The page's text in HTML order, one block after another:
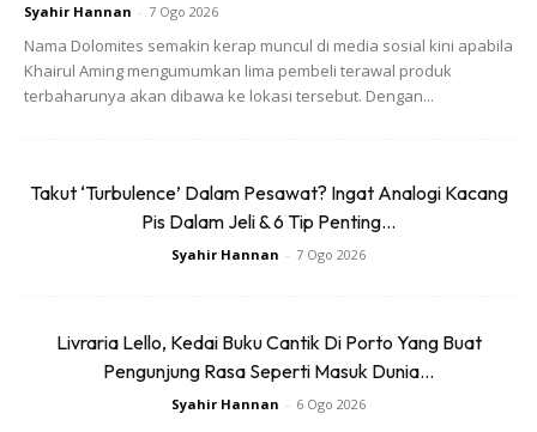
Buy Now Buy Now
Syahir Hannan - 7 Ogo 2026
Nama Dolomites semakin kerap muncul di media sosial kini apabila
Khairul Aming mengumumkan lima pembeli terawal produk
terbaharunya akan dibawa ke lokasi tersebut. Dengan...
Takut ‘Turbulence’ Dalam Pesawat? Ingat Analogi Kacang
Pis Dalam Jeli & 6 Tip Penting...
Syahir Hannan - 7 Ogo 2026
Livraria Lello, Kedai Buku Cantik Di Porto Yang Buat
Pengunjung Rasa Seperti Masuk Dunia...
Syahir Hannan - 6 Ogo 2026